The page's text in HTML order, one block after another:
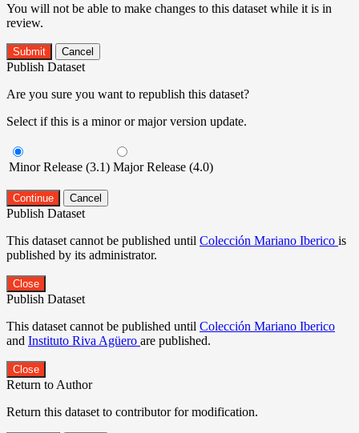
You will not be able to make changes to this dataset while it is in
review.
Submit Cancel
Publish Dataset
Are you sure you want to republish this dataset?
Select if this is a minor or major version update.
Minor Release (3.1) Major Release (4.0)
Continue Cancel
Publish Dataset
This dataset cannot be published until Colección Mariano Iberico is
published by its administrator.
Close
Publish Dataset
This dataset cannot be published until Colección Mariano Iberico
and Instituto Riva Agüero are published.
Close
Return to Author
Return this dataset to contributor for modification.